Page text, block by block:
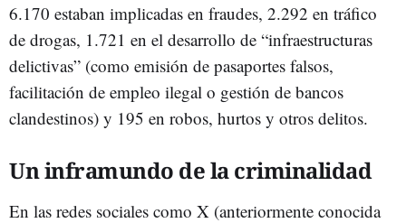
6.170 estaban implicadas en fraudes, 2.292 en tráfico
de drogas, 1.721 en el desarrollo de “infraestructuras
delictivas” (como emisión de pasaportes falsos,
facilitación de empleo ilegal o gestión de bancos
clandestinos) y 195 en robos, hurtos y otros delitos.
Un inframundo de la criminalidad
En las redes sociales como X (anteriormente conocida